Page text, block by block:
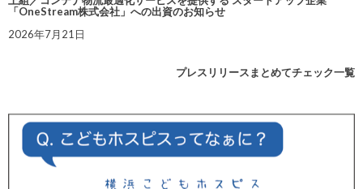
「OneStream株式会社」への出資のお知らせ
2026年7月21日
プレスリリースまとめてチェック一覧